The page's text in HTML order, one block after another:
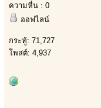
ความหื่น : 0
ออฟไลน์
กระทู้: 71,727
โพสต์: 4,937